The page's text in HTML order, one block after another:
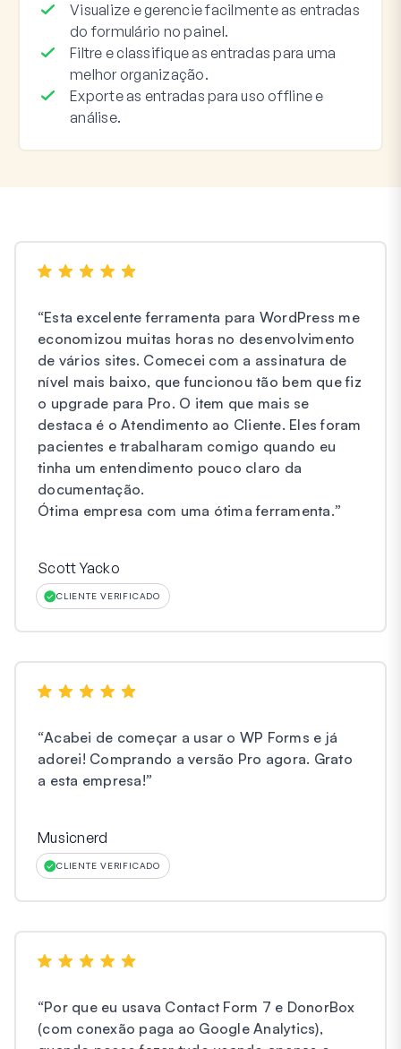
Visualize e gerencie facilmente as entradas
do formulário no painel.
Filtre e classifique as entradas para uma
melhor organização.
Exporte as entradas para uso offline e
análise.
“Esta excelente ferramenta para WordPress me
economizou muitas horas no desenvolvimento
de vários sites. Comecei com a assinatura de
nível mais baixo, que funcionou tão bem que fiz
o upgrade para Pro. O item que mais se
destaca é o Atendimento ao Cliente. Eles foram
pacientes e trabalharam comigo quando eu
tinha um entendimento pouco claro da
documentação.
Ótima empresa com uma ótima ferramenta.”
Scott Yacko
CLIENTE VERIFICADO
“Acabei de começar a usar o WP Forms e já
adorei! Comprando a versão Pro agora. Grato
a esta empresa!”
Musicnerd
CLIENTE VERIFICADO
“Por que eu usava Contact Form 7 e DonorBox
(com conexão paga ao Google Analytics),